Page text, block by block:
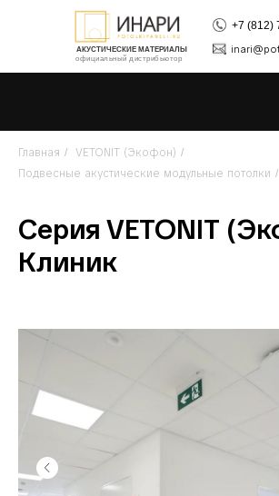
АКУСТИЧЕСКИЕ МАТЕРИАЛЫ
официальный дистрибьютор
+7 (812)
Главная / VETONIT (Экофон) /
Подвесные акустические модульные потолки /
Серия VETONIT
Клиник